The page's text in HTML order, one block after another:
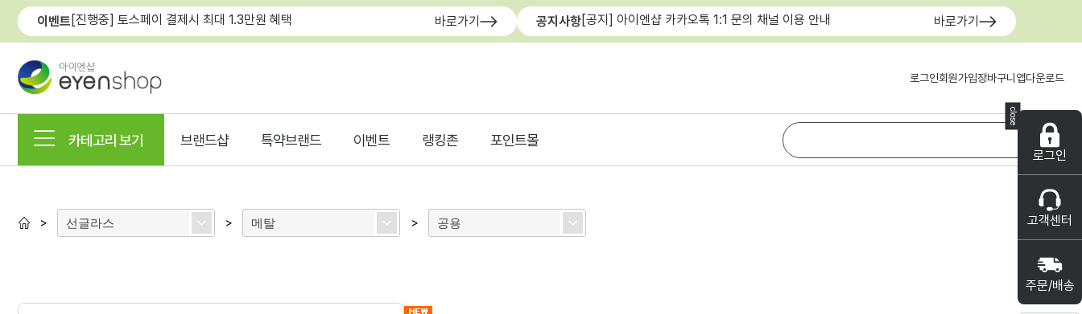
close
로그인
고객센터
주문/배송
이벤트 [진행중] 토스페이 결제시 최대 1.3만원 혜택 바로가기 공지사항[공지] 아이엔샵 카카오톡 1:1 문의 채널 이용 안내 바로가기
로그인회원가입장바구니 앱다운로드
카테고리 보기 브랜드샵 특약브랜드 이벤트 랭킹존 포인트몰
> 선글라스 > 메탈 > 공용